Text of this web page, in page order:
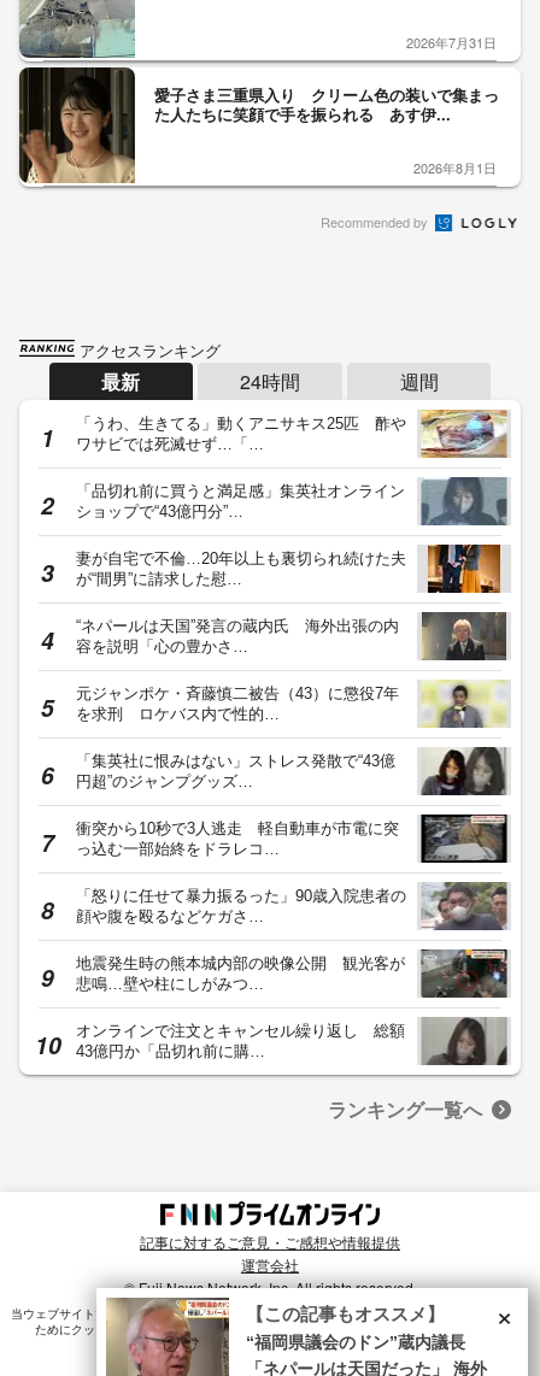
2026年7月31日
愛子さま三重県入り クリーム色の装いで集まっ
た人たちに笑顔で手を振られる あす伊...
2026年8月1日
Recommended by
アクセスランキング
最新 24時間 週間
「うわ、生きてる」動くアニサキス25匹 酢や
ワサビでは死滅せず…「…
「品切れ前に買うと満足感」集英社オンライン
ショップで“43億円分”…
妻が自宅で不倫…20年以上も裏切られ続けた夫
が“間男”に請求した慰…
“ネパールは天国”発言の蔵内氏 海外出張の内
容を説明「心の豊かさ…
元ジャンポケ・斉藤慎二被告（43）に懲役7年
を求刑 ロケバス内で性的…
「集英社に恨みはない」ストレス発散で“43億
円超”のジャンプグッズ…
衝突から10秒で3人逃走 軽自動車が市電に突
っ込む一部始終をドラレコ…
「怒りに任せて暴力振るった」90歳入院患者の
顔や腹を殴るなどケガさ…
地震発生時の熊本城内部の映像公開 観光客が
悲鳴…壁や柱にしがみつ…
オンラインで注文とキャンセル繰り返し 総額
43億円か「品切れ前に購…
ランキング一覧へ
記事に対するご意見・ご感想や情報提供
運営会社
© Fuji News Network, Inc. All rights reserved.
当ウェブサイトでは、ユーザのニーズ・興味・関⼼に合致したコンテンツや広告配信を提供する
ためにクッキーを使⽤しています。詳細は、
プライバシーポリシー をご確認ください。×
【この記事もオススメ】
“福岡県議会のドン”蔵内議長
「ネパールは天国だった」 海外